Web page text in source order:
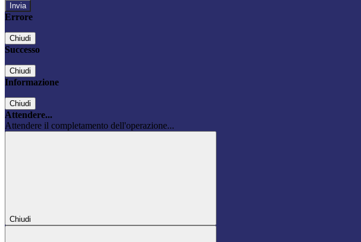
Errore
Chiudi
Successo
Chiudi
Informazione
Chiudi
Attendere...
Attendere il completamento dell'operazione...
Chiudi